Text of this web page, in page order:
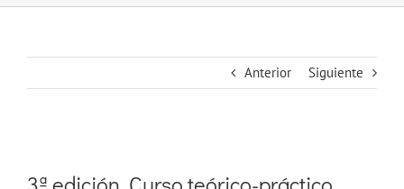
Anterior Siguiente